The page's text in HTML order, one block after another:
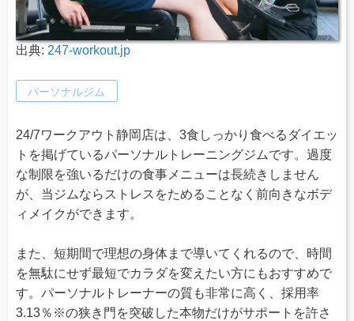
出典: 247-workout.jp
パーソナルジム
24/7ワークアウト静岡店は、3食しっかり食べるダイエッ
トを掲げているパーソナルトレーニングジムです。過度
な制限を強いるだけの食事メニューは長続きしません
が、当ジムならストレスをためることなく前向きなボデ
ィメイクができます。
また、短期間で理想の身体まで導いてくれるので、時間
を無駄にせず最短でカラダを変えたい方にもおすすめで
す。パーソナルトレーナーの質も非常に高く、採用率
3.13％※の狭き門を突破した本物だけがサポートを許さ